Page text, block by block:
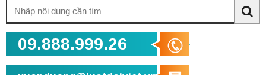
kiếm:
09.888.999.26